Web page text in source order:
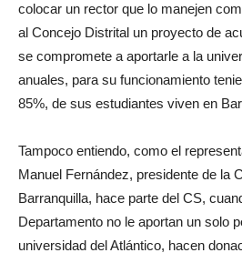
colocar un rector que lo manejen
al Concejo Distrital un proyecto de
se compromete a aportarle a la
anuales, para su funcionamiento
85%, de sus estudiantes viven en
Tampoco entiendo, como el
Manuel Fernández, presidente de la
Barranquilla, hace parte del CS,
Departamento no le aportan un solo
universidad del Atlántico, hacen